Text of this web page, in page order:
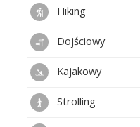
Hiking
Dojściowy
Kajakowy
Strolling